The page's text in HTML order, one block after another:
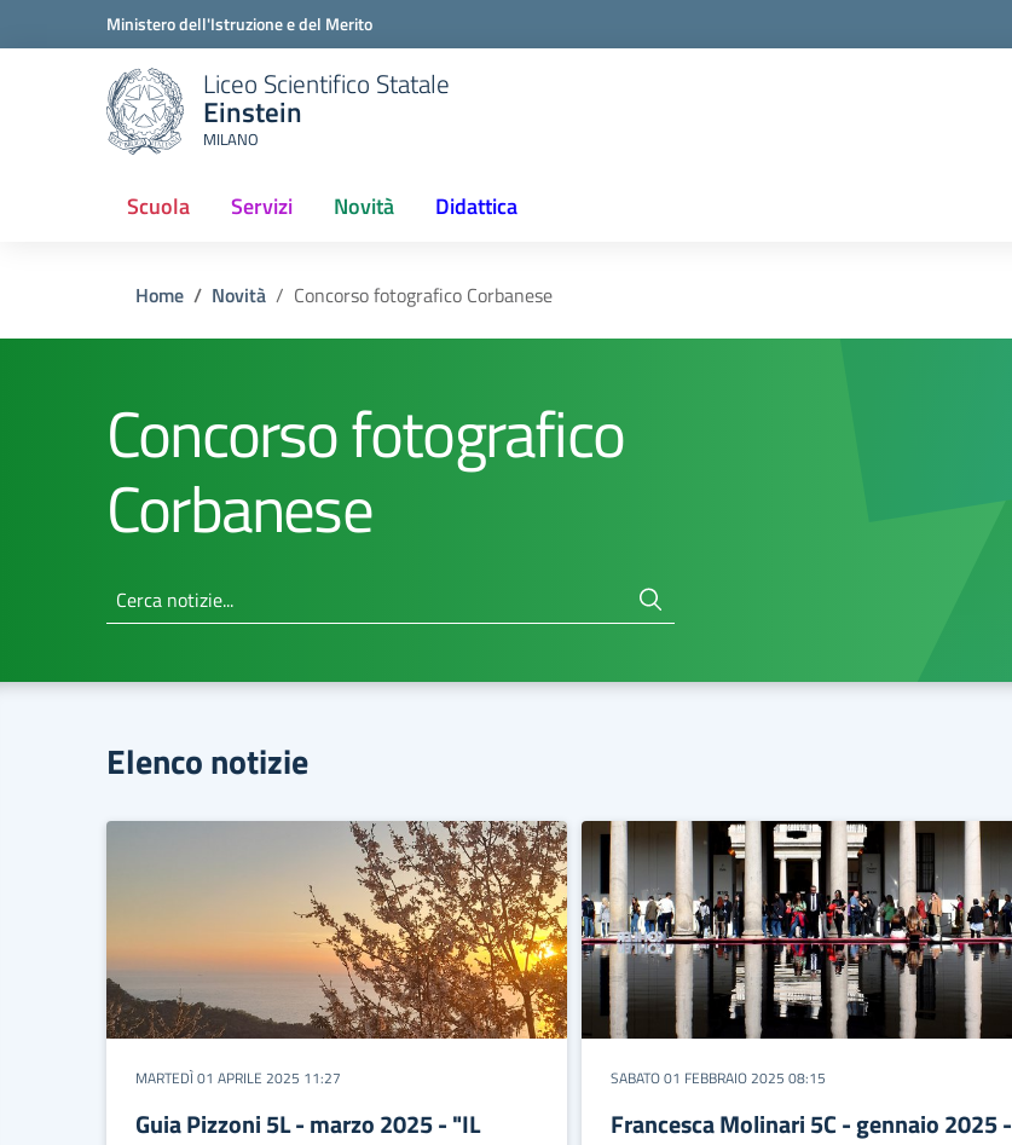
Ministero dell'Istruzione e del Merito
Liceo Scientifico Statale
Einstein
MILANO
Scuola Servizi Novità Didattica
Home Novità Concorso fotografico Corbanese
Concorso fotografico
Corbanese
Cerca notizie...
Elenco notizie
MARTEDÌ 01 APRILE 2025 11:27
Guia Pizzoni 5L - marzo 2025 - "IL
SABATO 01 FEBBRAIO 2025 08:15
Francesca Molinari 5C - gennaio 2025 -